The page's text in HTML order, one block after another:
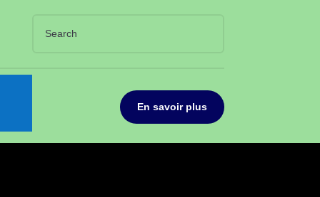
En savoir plus